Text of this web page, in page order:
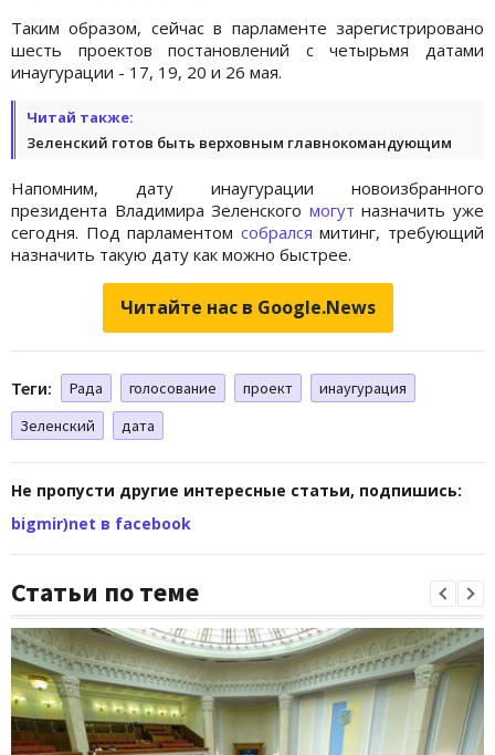
Таким образом, сейчас в парламенте зарегистрировано
шесть проектов постановлений с четырьмя датами
инаугурации - 17, 19, 20 и 26 мая.
Читай также:
Зеленский готов быть верховным главнокомандующим
Напомним, дату инаугурации новоизбранного
президента Владимира Зеленского могут назначить уже
сегодня. Под парламентом собрался митинг, требующий
назначить такую дату как можно быстрее.
Читайте нас в Google.News
Теги: Рада голосование проект
инаугурация
Зеленский
дата
Не пропусти другие интересные статьи, подпишись:
bigmir)net в facebook
Статьи по теме